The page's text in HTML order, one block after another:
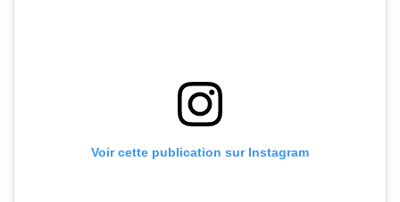
Voir cette publication sur Instagram